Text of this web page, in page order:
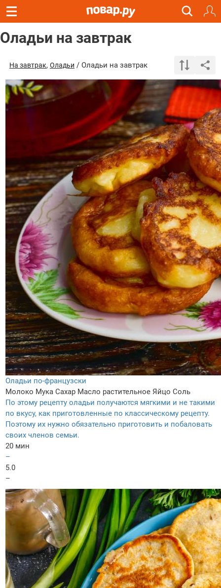
Оладьи на завтрак
На завтрак, Оладьи / Оладьи на завтрак
Оладьи по-французски
Молоко Мука Сахар Масло растительное Яйцо Соль
По этому рецепту оладьи получаются мягкими и не такими
по вкусу, как приготовленные по классическому рецепту.
Поэтому их нужно обязательно приготовить и побаловать
своих членов семьи.
20 мин
–
5.0
–